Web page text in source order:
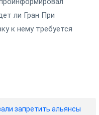
ли Гран При
к нему требуется
запретить альянсы